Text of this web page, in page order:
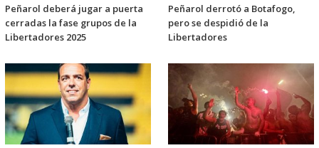
Peñarol deberá jugar a puerta
cerradas la fase grupos de la
Libertadores 2025
Peñarol derrotó a Botafogo,
pero se despidió de la
Libertadores